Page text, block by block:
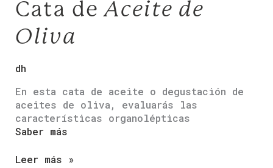
Cata deAceite de
Oliva
dh
En esta cata de aceite o degustación de
aceites de oliva, evaluarás las
características organolépticas
Saber más
Leer más »